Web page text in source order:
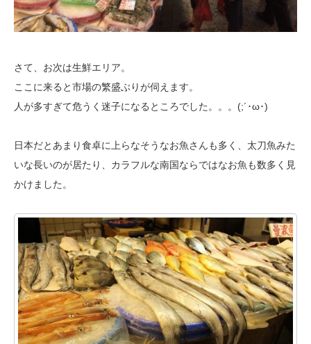
さて、お次は生鮮エリア。
ここに来ると市場の繁盛ぶりが伺えます。
人が多すぎて危うく迷子になるところでした。。。(;´･ω･)
日本だとあまり食卓に上らなそうなお魚さんも多く、太刀魚みた
いな長いのが居たり、カラフルな南国ならではなお魚も数多く見
かけました。